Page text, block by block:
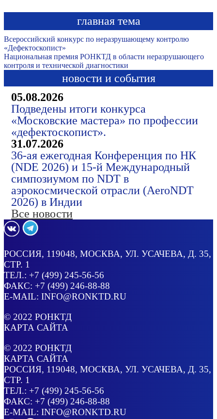
главная тема
Всероссийский конкурс по неразрушающему контролю
«Дефектоскопист»
Национальная премия РОНКТД в области неразрушающего
контроля и технической диагностики
новости и события
05.08.2026
Подведены итоги конкурса
«Московские мастера» по профессии
«дефектоскопист».
31.07.2026
36-ая ежегодная Конференция по НК
(NDE 2026) и 15-й Международный
симпозиумом по NDT в
аэрокосмической отрасли (AeroNDT
2026) в Индии
Все новости
РОССИЯ, 119048, МОСКВА, УЛ. УСАЧЕВА, Д. 35,
СТР. 1
ТЕЛ.: +7 (499) 245-56-56
ФАКС: +7 (499) 246-88-88
E-MAIL: INFO@RONKTD.RU
© 2022 РОНКТД
КАРТА САЙТА
© 2022 РОНКТД
КАРТА САЙТА
РОССИЯ, 119048, МОСКВА, УЛ. УСАЧЕВА, Д. 35,
СТР. 1
ТЕЛ.: +7 (499) 245-56-56
ФАКС: +7 (499) 246-88-88
E-MAIL: INFO@RONKTD.RU